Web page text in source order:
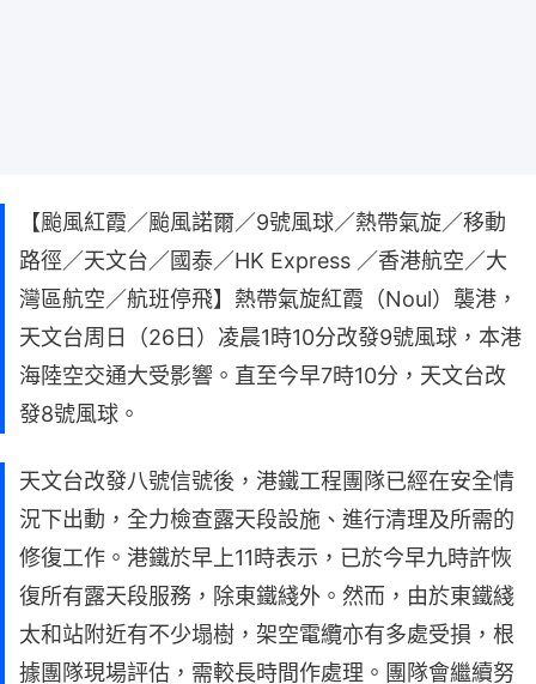
【颱風紅霞／颱風諾爾／9號風球／熱帶氣旋／移動
路徑／天文台／國泰／HK Express ／香港航空／大
灣區航空／航班停飛】熱帶氣旋紅霞（Noul）襲港，
天文台周日（26日）凌晨1時10分改發9號風球，本港
海陸空交通大受影響。直至今早7時10分，天文台改
發8號風球。
天文台改發八號信號後，港鐵工程團隊已經在安全情
況下出動，全力檢查露天段設施、進行清理及所需的
修復工作。港鐵於早上11時表示，已於今早九時許恢
復所有露天段服務，除東鐵綫外。然而，由於東鐵綫
太和站附近有不少塌樹，架空電纜亦有多處受損，根
據團隊現場評估，需較長時間作處理。團隊會繼續努